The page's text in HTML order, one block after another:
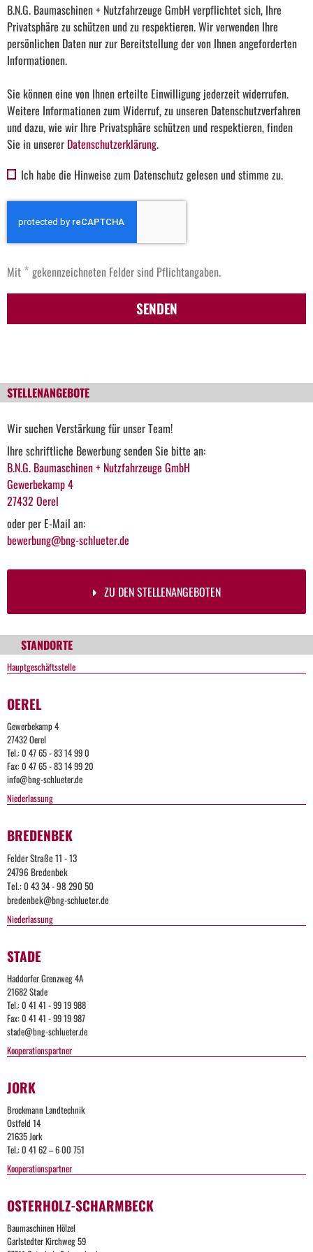
B.N.G. Baumaschinen + Nutzfahrzeuge GmbH verpflichtet sich, Ihre
Privatsphäre zu schützen und zu respektieren. Wir verwenden Ihre
persönlichen Daten nur zur Bereitstellung der von Ihnen angeforderten
Informationen.
Sie können eine von Ihnen erteilte Einwilligung jederzeit widerrufen.
Weitere Informationen zum Widerruf, zu unseren Datenschutzverfahren
und dazu, wie wir Ihre Privatsphäre schützen und respektieren, finden
Sie in unserer Datenschutzerklärung.
Ich habe die Hinweise zum Datenschutz gelesen und stimme zu.
Mit * gekennzeichneten Felder sind Pflichtangaben.
SENDEN
STELLENANGEBOTE
Wir suchen Verstärkung für unser Team!
Ihre schriftliche Bewerbung senden Sie bitte an:
B.N.G. Baumaschinen + Nutzfahrzeuge GmbH
Gewerbekamp 4
27432 Oerel
oder per E-Mail an:
bewerbung@bng-schlueter.de
ZU DEN STELLENANGEBOTEN
STANDORTE
Hauptgeschäftsstelle
OEREL
Gewerbekamp 4
27432 Oerel
Tel.: 0 47 65 - 83 14 99 0
Fax: 0 47 65 - 83 14 99 20
info@bng-schlueter.de
Niederlassung
BREDENBEK
Felder Straße 11 - 13
24796 Bredenbek
Tel.: 0 43 34 - 98 290 50
bredenbek@bng-schlueter.de
Niederlassung
STADE
Haddorfer Grenzweg 4A
21682 Stade
Tel.: 0 41 41 - 99 19 988
Fax: 0 41 41 - 99 19 987
stade@bng-schlueter.de
Kooperationspartner
JORK
Brockmann Landtechnik
Ostfeld 14
21635 Jork
Tel.: 0 41 62 – 6 00 751
Kooperationspartner
OSTERHOLZ-SCHARMBECK
Baumaschinen Hölzel
Garlstedter Kirchweg 59
of time.